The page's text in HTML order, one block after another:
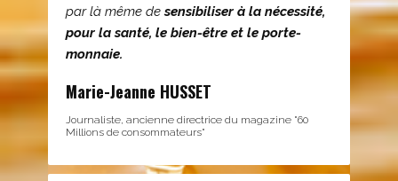
par là même desensibiliser à la nécessité,
pour la santé, le bien-être et le porte-
monnaie.
Marie-Jeanne HUSSET
Journaliste, ancienne directrice du magazine "60
Millions de consommateurs"